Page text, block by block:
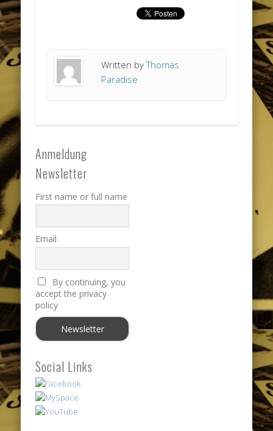
Written byThomas
Paradise
Anmeldung
Newsletter
First name or full name
Email
By continuing, you
accept the privacy
policy
Social Links